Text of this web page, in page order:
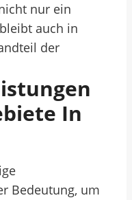
nur ein
auch in
der
In
Bedeutung, um